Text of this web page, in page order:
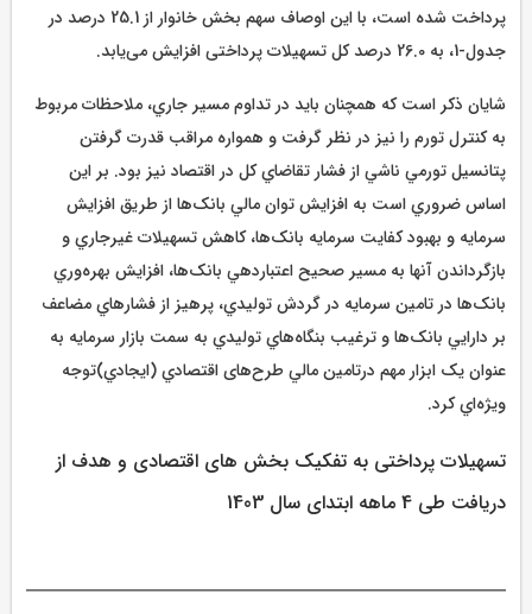
پرداخت شده است، با این اوصاف سهم بخش خانوار از 25.1 درصد در
جدول‏-1، به 26.0 درصد کل تسهیلات پرداختی افزایش می‌یابد.
شایان ذکر است که همچنان باید در تداوم مسير جاري، ملاحظات مربوط
به کنترل تورم را نيز در نظر گرفت و همواره مراقب قدرت گرفتن
پتانسيل تورمي ناشي از فشار تقاضاي کل در اقتصاد نيز بود. بر اين
اساس ضروري است به افزايش توان مالي بانک‌ها از طريق افزايش
سرمايه و بهبود کفايت سرمايه بانک‌ها، کاهش تسهيلات غيرجاري و
بازگرداندن آنها به مسير صحيح اعتباردهي بانک‌ها، افزايش بهره‌وري
بانک‌ها در تامين سرمايه در گردش توليدي، پرهيز از فشارهاي مضاعف
بر دارايي بانک‌ها و ترغيب بنگاه‌هاي توليدي به سمت بازار سرمايه به
عنوان يک ابزار مهم درتامين مالي طرح‌های اقتصادي (ايجادي)توجه
ويژه‌اي کرد.
تسهیلات پرداختی به تفکیک بخش های اقتصادی و هدف از
دریافت طی 4 ماهه ابتدای سال 1403